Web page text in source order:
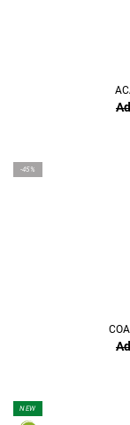
-45%
NEW